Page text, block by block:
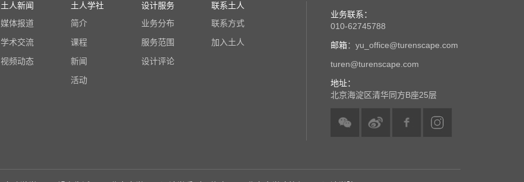
业务联系：
010-62745788
邮箱：yu_office@turenscape.com
turen@turenscape.com
地址：
北京海淀区清华同方B座25层
土人新闻
媒体报道
学术交流
视频动态
土人学社
简介
课程
新闻
活动
设计服务
业务分布
服务范围
设计评论
联系土人
联系方式
加入土人